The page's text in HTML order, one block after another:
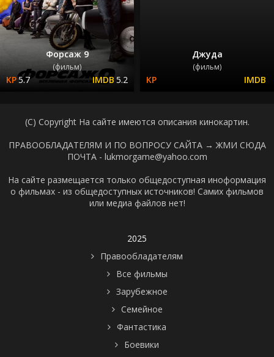
Форсаж 9
(фильм)
5.7 5.2
Джуда
(фильм)
(C) Copyright На сайте имеются описания кинокартин.
ПРАВООБЛАДАТЕЛЯМ И ПО ВОПРОСУ САЙТА → ЖМИ СЮДА
ПОЧТА - lukmorgame@yahoo.com
На сайте размещается только общедоступная иноформация
о фильмах - из общедоступных источников! Самих фильмов
или медиа файлов нет!
2025
Правообладателям
Все фильмы
Зарубежное
Семейное
Фантастика
Боевики